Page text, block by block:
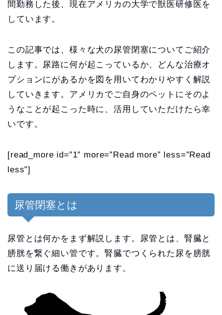
間勤務した後、現在アメリカの大学で獣医研修医を
しています。
この記事では、様々な犬の尿管閉塞についてご紹介
します。尿路に何が起こっているか、どんな治療オ
プションにがあるかを図を用いてわかりやすく解説
していきます。アメリカでご自身のペットにそのよ
うなことが起こった時に、活用していただけたら幸
いです。
[read_more id=”1″ more=”Read more” less=”Read
less”]
尿管閉塞とは
尿管とは何かをまず解説します。尿管とは、腎臓と
膀胱を繋ぐ細い管です。腎臓でつくられた尿を膀胱
に送り届ける働きがあります。